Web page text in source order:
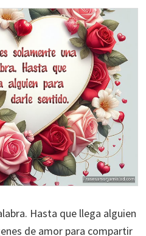
Hasta que llega alguien
de amor para compartir